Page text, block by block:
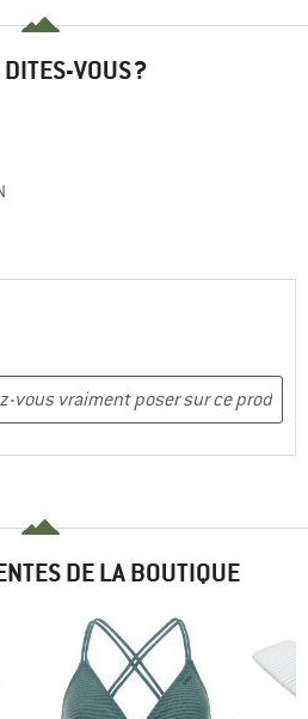
VOUS ?
DE LA BOUTIQUE